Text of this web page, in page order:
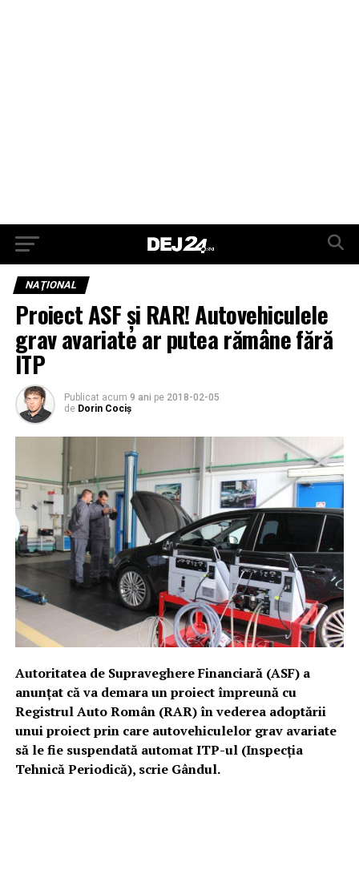
NAŢIONAL
Proiect ASF și RAR! Autovehiculele
grav avariate ar putea rămâne fără
ITP
Publicat acum 9 ani pe 2018-02-05
de Dorin Cociș
Autoritatea de Supraveghere Financiară (ASF) a
anunţat că va demara un proiect împreună cu
Registrul Auto Român (RAR) în vederea adoptării
unui proiect prin care autovehiculelor grav avariate
să le fie suspendată automat ITP-ul (Inspecţia
Tehnică Periodică), scrie Gândul.